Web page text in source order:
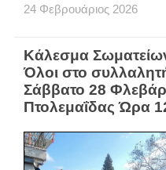
24 Φεβρουάριος 2026
Κάλεσμα
Όλοι στο
Σάββατο 28
Πτολεμαΐδας Ώρα